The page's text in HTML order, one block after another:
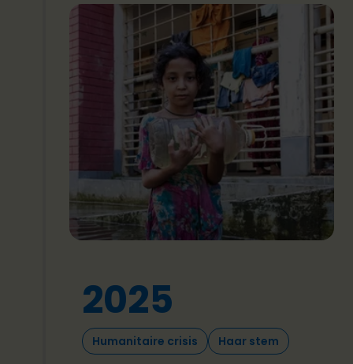
2025
Humanitaire crisis Haar stem